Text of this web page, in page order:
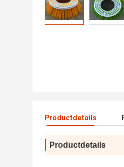
Productdetails
Productdetails